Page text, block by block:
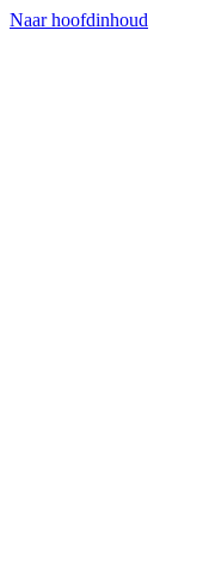
Naar hoofdinhoud